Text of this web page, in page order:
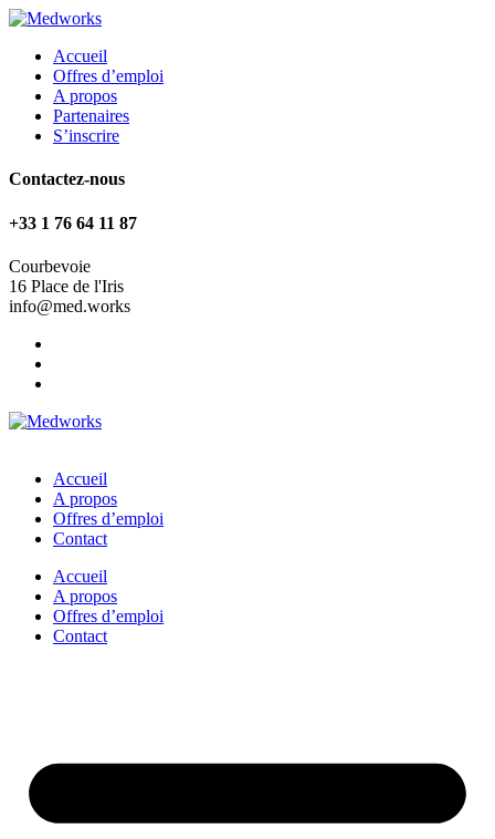
Accueil
Offres d’emploi
A propos
Partenaires
S’inscrire
Contactez-nous
+33 1 76 64 11 87
Courbevoie
16 Place de l'Iris
info@med.works
Accueil
A propos
Offres d’emploi
Contact
Accueil
A propos
Offres d’emploi
Contact